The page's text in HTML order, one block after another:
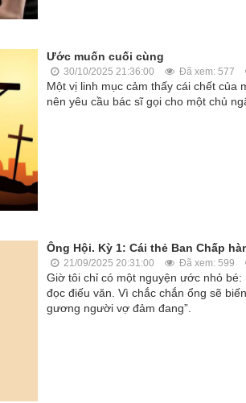
Ước muốn cuối cùng
30/10/2025 21:36:00 Đã xem: 577
Một vị linh mục cảm thấy cái chết của
nên yêu cầu bác sĩ gọi cho một chủ
Ông Hội. Kỳ 1: Cái thẻ Ban Chấp
21/09/2025 20:31:00 Đã xem: 599
Giờ tôi chỉ có một nguyện ước nhỏ
đọc điếu văn. Vì chắc chắn ổng sẽ
gương người vợ đảm đang”.